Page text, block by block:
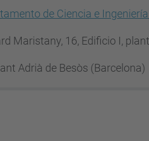
de Ciencia e
Maristany, 16, Edificio I,
Adrià de Besòs (Barcelona)